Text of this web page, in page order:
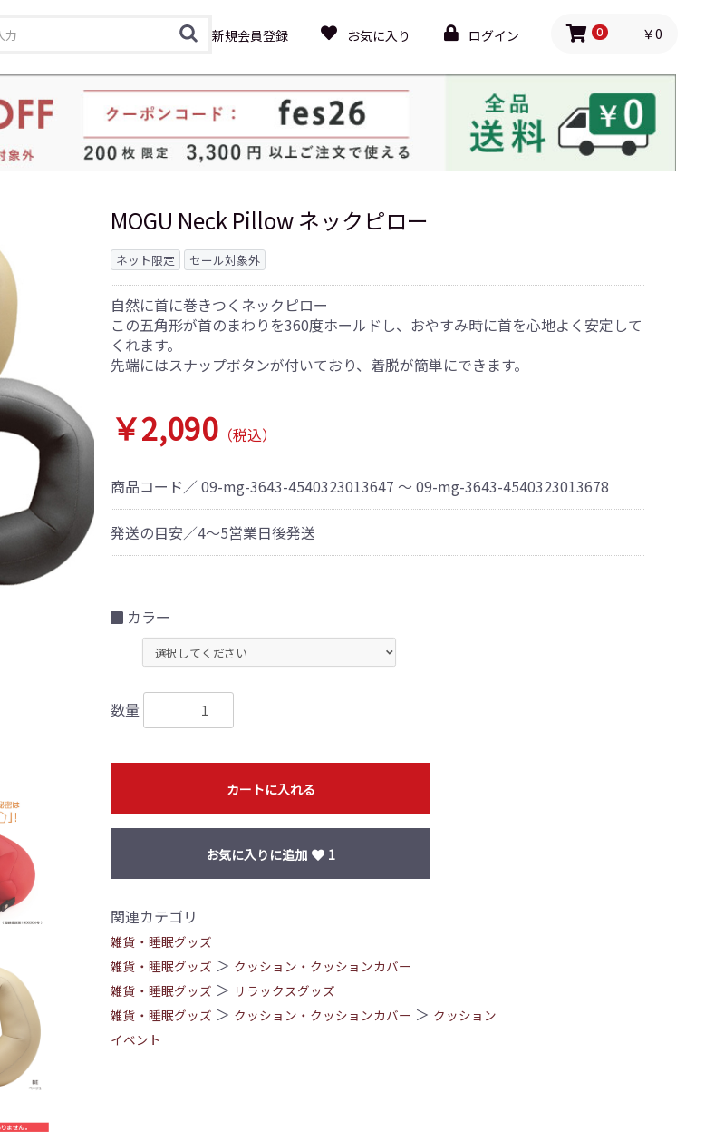
新規会員登録 お気に入り ログイン 0 ￥0
MOGU Neck Pillow ネックピロー
ネット限定 セール対象外
自然に首に巻きつくネックピロー
この五角形が首のまわりを360度ホールドし、おやすみ時に首を心地よく安定して
くれます。
先端にはスナップボタンが付いており、着脱が簡単にできます。
￥2,090 （税込）
商品コード／ 09-mg-3643-4540323013647 ～ 09-mg-3643-4540323013678
発送の目安／4～5営業日後発送
カラー
数量
カートに入れる
お気に入りに追加 1
関連カテゴリ
雑貨・睡眠グッズ
雑貨・睡眠グッズ ＞ クッション・クッションカバー
雑貨・睡眠グッズ ＞ リラックスグッズ
雑貨・睡眠グッズ ＞ クッション・クッションカバー ＞ クッション
イベント